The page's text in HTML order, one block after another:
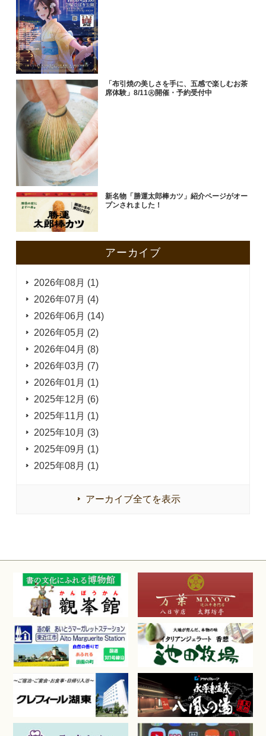
「布引焼の美しさを手に、五感で楽しむお茶
席体験」8/11㊋開催・予約受付中
新名物「勝運太郎棒カツ」紹介ページがオー
プンされました！
アーカイブ
2026年08月 (1)
2026年07月 (4)
2026年06月 (14)
2026年05月 (2)
2026年04月 (8)
2026年03月 (7)
2026年01月 (1)
2025年12月 (6)
2025年11月 (1)
2025年10月 (3)
2025年09月 (1)
2025年08月 (1)
アーカイブ全てを表示